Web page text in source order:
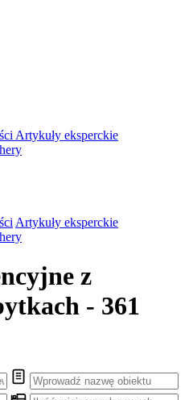
Artykuły eksperckie
Artykuły eksperckie
z
- 361